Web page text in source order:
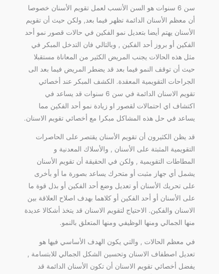
سن 6 سنوات هو السن الأنسب لعمل تقويم الأسنان خصوصا
أن معظم الأسنان الدائمة تظهر فيما بعد, ولكن حيث أن تقويم
الأسنان يهتم أيضا بتعديل نمو الفكين في حالات قصور نمو أحد
الفكين أو بروز أحد الفكين , وبالتالي فان التدخل المبكر في
مثل هذه الحالات يجنب المريض الكثير من المعاناة مستقبلا
حيث أن توقف النمو فيما بعد قد يضطر المريض فيما بعد الى
الجراحات التقويمية المعقدة. الكشف المبكر عند أخصائي
تقويم الاسنان الدائمة في سن 6 سنوات قد يساعد في
اكتشاف اي احتمالات لقصور او زيادة نمو أحد الفكين مما
يساعد في حل هذه المشاكل مبكرا مع أخصائي تقويم الاسنان.
قد يظن الكثيرون أن تقويم الأسنان يقتصر على الحاصرات
التقويمية المثبتة على الأسنان , والأسلاك المعدنية و
المطاطات التقويمية , ولكن في الحقيقة أن تقويم الأسنان
يشمل أي جهاز مثبت أو متحرك يساعد بصورة ما أو بأخرى
على تحريك الأسنان أو تعديل وضع أحد الفكين أو بذل قوة ما
على الأسنان أو أحد الفكين أو كلاهما بهدف اصلاح العلاقة بين
الاسنان والفكين. الاحتياج لتقويم الاسنان قد يتخذ أشكالا عديدة
منها الجمالي ومنها الوظيفي ومنها المتعلق بالنمو.
في معظم الحالات , والتي يكون الهدف الأساسي فيها هو
تعديل اصطفاف الاسنان وتحسين الشكل الجمالي للابتسامة ,
يفضل أخصائي تقويم الاسنان أن تكون الأسنان الدائمة قد